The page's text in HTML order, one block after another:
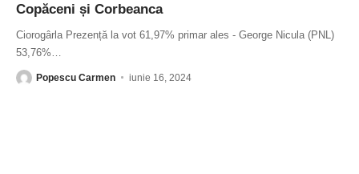
Copăceni și Corbeanca
Ciorogârla Prezență la vot 61,97% primar ales - George Nicula (PNL)
53,76%
Popescu Carmen iunie 16, 2024